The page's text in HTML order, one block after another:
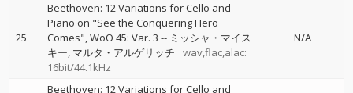
25
Beethoven: 12 Variations for Cello and
Piano on "See the Conquering Hero
Comes", WoO 45: Var. 3 -- ミッシャ・マイス
キー マルタ・アルゲリッチ
wav,flac,alac:
16bit/44.1kHz
N/A
Beethoven: 12 Variations for Cello and